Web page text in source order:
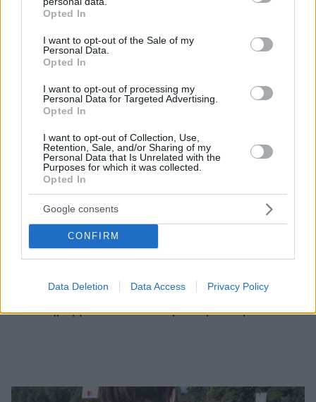
grant or deny consent to Google and its third-party tags to
use your data for below specified purposes in below Google
consent section.
Opted In
I want to opt-out of the Sale of my
Personal Data.
Opted In
I want to opt-out of processing my
Personal Data for Targeted Advertising.
Opted In
I want to opt-out of Collection, Use,
Retention, Sale, and/or Sharing of my
Personal Data that Is Unrelated with the
Purposes for which it was collected.
Opted In
Google consents
CONFIRM
Data Deletion Data Access Privacy Policy
Στο πλαίσιο του Greece Race for the Cure®
πραγματοποιήθηκαν πολλές παράλληλες
δράσεις, για την προαγωγή της υγείας
γενικότερα, αλλά και την ανάδειξη της
δύναμης των γυναικών που έχουν βιώσει τον
αγώνα όσο και το Σάββατο πριν από αυτόν,
μετατρέποντας τον αγώνα σε μία γιορτή ζωής.
χρηματοδοτούνται κάθε χρόνο προγράμματα
του Πανελληνίου Συλλόγου Γυναικών με
Καρκίνο Μαστού «Άλμα Ζωής» για την
της πρόληψης και έγκαιρης διάγνωσης και την
υποστήριξη των ασθενών με καρκίνο μαστού.